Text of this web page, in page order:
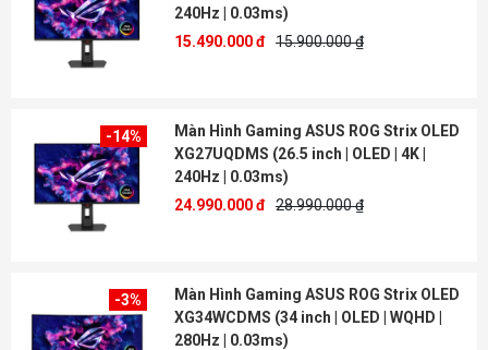
240Hz | 0.03ms)
15.490.000 đ 15.900.000 ₫
-14%
Màn Hình Gaming ASUS ROG Strix OLED
XG27UQDMS (26.5 inch | OLED | 4K |
240Hz | 0.03ms)
24.990.000 đ 28.990.000 ₫
-3%
Màn Hình Gaming ASUS ROG Strix OLED
XG34WCDMS (34 inch | OLED | WQHD |
280Hz | 0.03ms)